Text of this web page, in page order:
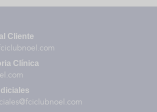
Cliente
Clínica